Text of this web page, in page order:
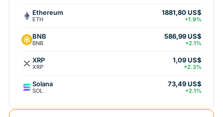
Ethereum
ETH
1881,80 US$
+1.9%
BNB
BNB
586,99 US$
+2.1%
XRP
XRP
1,09 US$
+2.3%
Solana
SOL
73,49 US$
+2.1%